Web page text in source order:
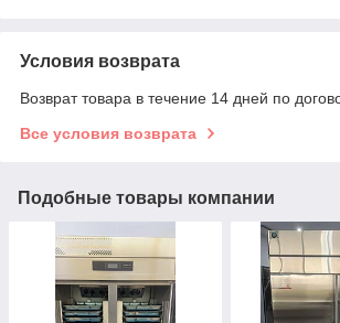
Условия возврата
Возврат товара в течение 14 дней по
Все условия возврата
Подобные товары компании